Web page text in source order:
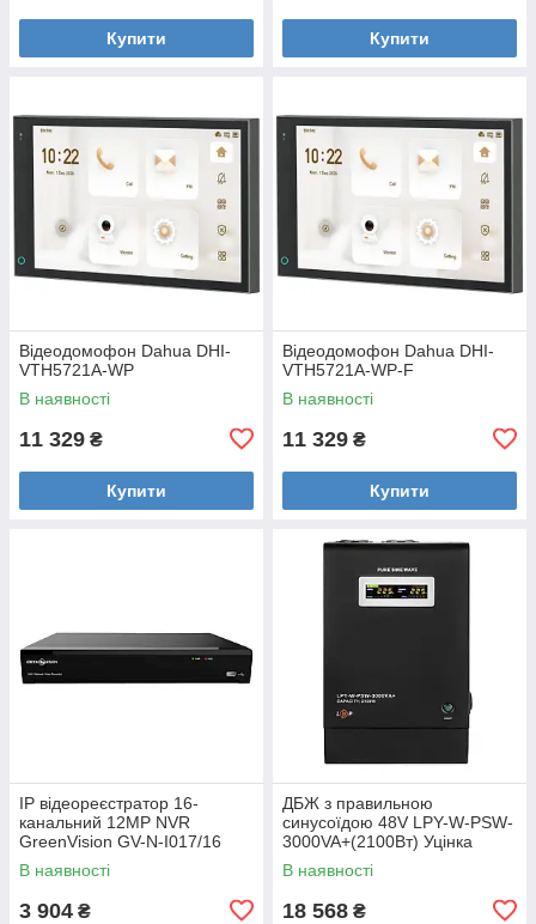
Купити Купити
Відеодомофон Dahua DHI-
VTH5721A-WP
В наявності
11 329 ₴
Купити
Відеодомофон Dahua DHI-
VTH5721A-WP-F
В наявності
11 329 ₴
Купити
IP відеореєстратор 16-
канальний 12MP NVR
GreenVision GV-N-I017/16
Уцінка
В наявності
3 904 ₴
ДБЖ з правильною
синусоїдою 48V LPY-W-PSW-
3000VA+(2100Вт) Уцінка
В наявності
18 568 ₴